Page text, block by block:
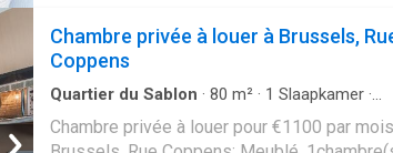
Chambre privée à louer à Brussels,
Coppens
Quartier du Sablon · 80 m² · 1 Slaapkamer ·
Chambre privée à louer pour €1100 par